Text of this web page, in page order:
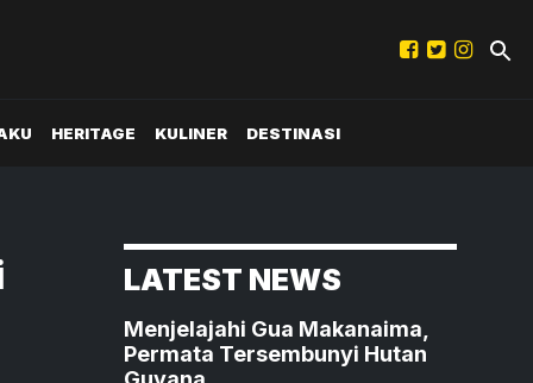
HERITAGE KULINER DESTINASI
LATEST NEWS
Menjelajahi Gua Makanaima,
Permata Tersembunyi Hutan